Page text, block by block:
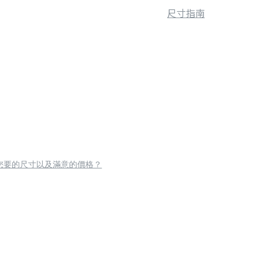
尺寸指南
要的尺寸以及滿意的價格？